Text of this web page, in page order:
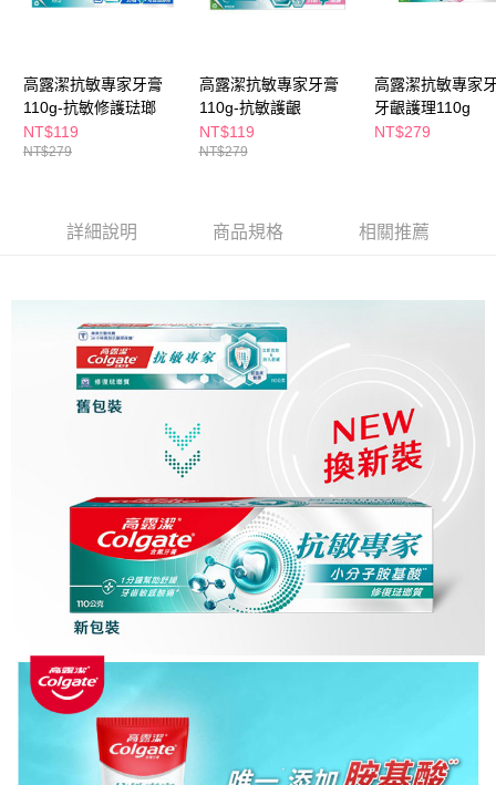
３．未成年的使用者請事先徵得法定代理人或監護人之同意方可使用
「AFTEE先享後付」，若未經同意申辦者引起之損失，本公司不負相關責
任。
４．使用「AFTEE先享後付」時，將依據個別帳號之用戶狀況，依本公司即
時審查核予不同之上限額度；若仍有額度不足之情形，本公司將視審查結果
宅配(本島)
每筆NT$100，滿NT$790(含以上)免運費
付款後寶雅門市自取(由倉庫統一出貨)
高露潔抗敏專家牙膏
110g-抗敏修護琺瑯
NT$119
NT$279
高露潔抗敏專家牙膏
110g-抗敏護齦
NT$119
NT$279
高露潔抗敏專家
牙齦護理110g
NT$279
詳細說明 商品規格 相關推薦